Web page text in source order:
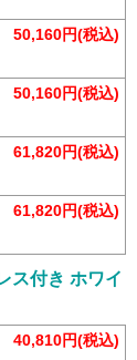
50,160円(税込)
50,160円(税込)
61,820円(税込)
61,820円(税込)
ス付き ホワイ
40,810円(税込)